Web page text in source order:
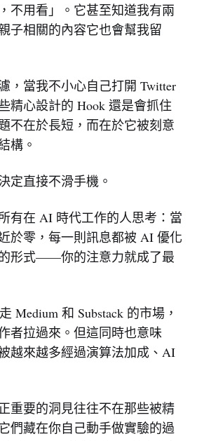
不用看」。它甚至知道我有兩
子相關的內容它也會幫我留
，當我不小心自己打開 Twitter
精心設計的 Hook 還是會抓住
不在於長短，而在於它被刻意
構。
定直接不滑手機。
有在 AI 時代工作的人思考：當
於零，每一則訊息都被 AI 優化
形式——你的注意力就成了最
Medium 和 Substack 的市場，
者拉過來。但這同時也意味
越來越多經過演算法加成、AI
重要的洞見往往不在那些被精
們藏在你自己動手做實驗的過